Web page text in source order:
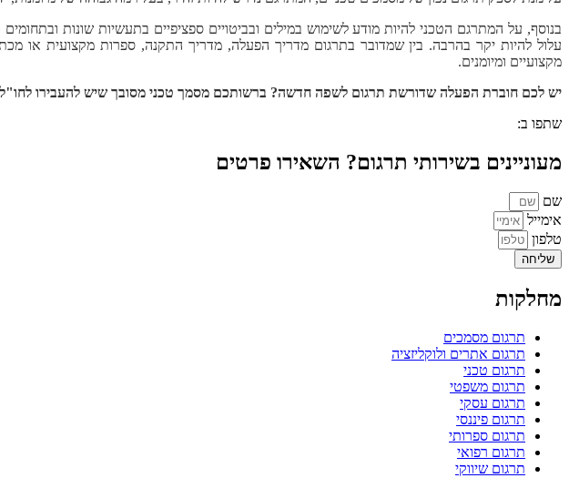
בנוסף, על המתרגם הטכני להיות מודע לשימוש במילים ובביטויים ספציפיים בתעשיות שונות ובתחומים
עלול להיות יקר בהרבה. בין שמדובר בתרגום מדריך הפעלה, מדריך התקנה, ספרות מקצועית או
מקצועיים ומיומנים.
יש לכם חוברת הפעלה שדורשת תרגום לשפה חדשה? ברשותכם מסמך טכני מסובך שיש להעבירו לחו"ל באופן
שתפו ב:
מעוניינים בשירותי תרגום? השאירו פרטים
שם
אימייל
טלפון
שליחה
מחלקות
תרגום מסמכים
תרגום אתרים ולוקליזציה
תרגום טכני
תרגום משפטי
תרגום עסקי
תרגום פיננסי
תרגום ספרותי
תרגום רפואי
תרגום שיווקי